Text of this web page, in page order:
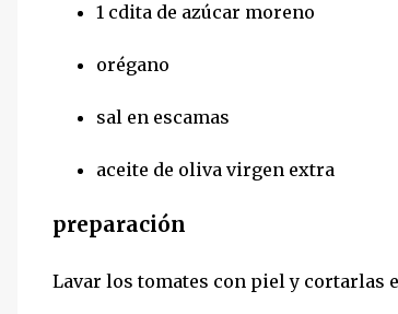
1 cdita de azúcar moreno
orégano
sal en escamas
aceite de oliva virgen extra
preparación
Lavar los tomates con piel y cortarlas